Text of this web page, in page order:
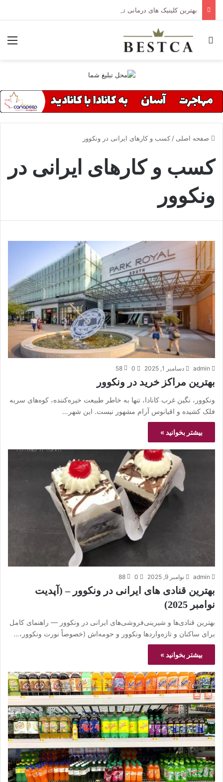
بهترین کلینیک های درمانی تورنتو
جستجو برای
صفحه اصلی /کسب و کارهای ایرانی در ونکوور
کسب و کارهای ایرانی در
ونکوور
admin دسامبر 1, 2025 0
58
بهترین مراکز خرید در ونکوور
ونکوور، نگین غرب کانادا، تنها به خاطر طبیعت خیره‌کننده، کوه‌های سربه
فلک کشیده و اقیانوس آرام مشهور نیست. این شهر…
بیشتر بخوانید »
admin نوامبر 9, 2025 0
88
بهترین قنادی های ایرانی در ونکوور – (آپدیت
نوامبر 2025)
بهترین قنادی‌ها و شیرینی‌فروشی‌های ایرانی در ونکوور — راهنمای کامل
برای ساکنان و تازه‌واردها ونکوور و حومه‌اش (خصوصاً نورت ونکوور،…
بیشتر بخوانید »